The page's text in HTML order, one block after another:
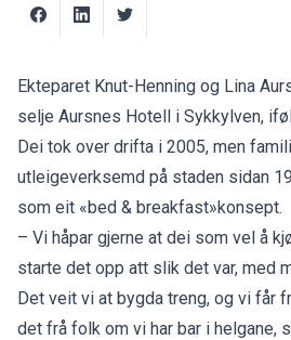
Ekteparet Knut-Henning og Lina
selje Aursnes Hotell i Sykkylven,
Dei tok over drifta i 2005, men
utleigeverksemd på staden sidan
som eit «bed & breakfast»konsept.
– Vi håpar gjerne at dei som vel å
starte det opp att slik det var, med
Det veit vi at bygda treng, og vi får
det frå folk om vi har bar i helgane,